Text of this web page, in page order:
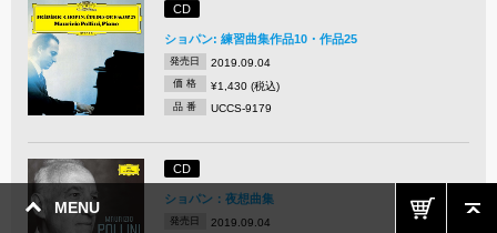
MENU
CD
ショパン: 練習曲集作品10・作品25
発売日 2019.09.04
価 格 ¥1,430 (税込)
品 番 UCCS-9179
CD
ショパン：夜想曲集
発売日 2019.09.04